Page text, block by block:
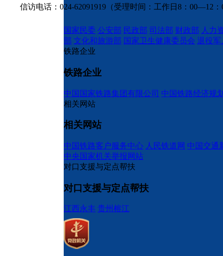
信访电话：024-62091919（受理时间：工作日8：00—12：
国家民委 公安部 民政部 司法部 财政部 人力
部 文化和旅游部 国家卫生健康委员会 退役军
铁路企业
铁路企业
中国国家铁路集团有限公司 中国铁路经济规
相关网站
相关网站
中国铁路客户服务中心 人民铁道网 中国交通
中央国家机关举报网站
对口支援与定点帮扶
对口支援与定点帮扶
江西永丰 贵州榕江